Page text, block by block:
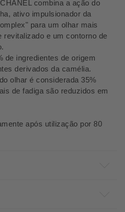
combina a ação do
ativo impulsionador da
para um olhar mais
revitalizado e um contorno de
de ingredientes de origem
derivados da camélia.
olhar é considerada 35%
de fadiga são reduzidos em
após utilização por 80